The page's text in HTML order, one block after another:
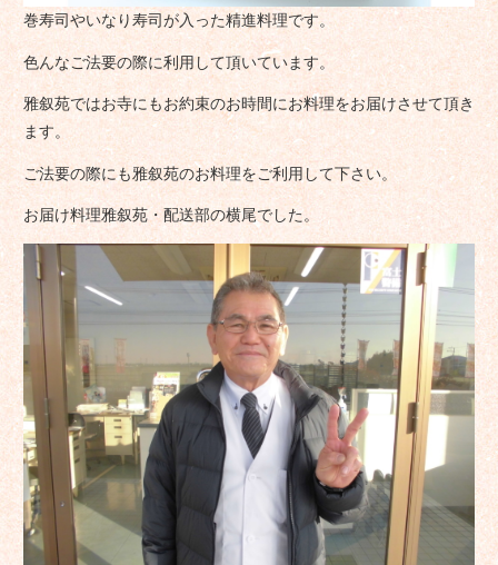
巻寿司やいなり寿司が入った精進料理です。
色んなご法要の際に利用して頂いています。
雅叙苑ではお寺にもお約束のお時間にお料理をお届けさせて頂き
ます。
ご法要の際にも雅叙苑のお料理をご利用して下さい。
お届け料理雅叙苑・配送部の横尾でした。